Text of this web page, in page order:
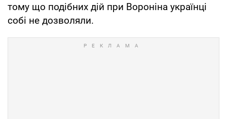
тому що подібних дій при Вороніна українці
собі не дозволяли.